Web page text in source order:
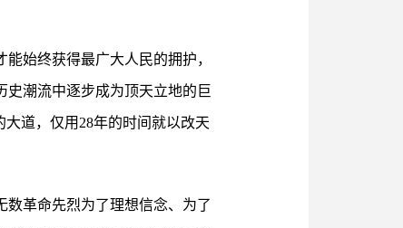
始终获得最广大人民的拥护，
潮流中逐步成为顶天立地的巨
道，仅用28年的时间就以改天
革命先烈为了理想信念、为了